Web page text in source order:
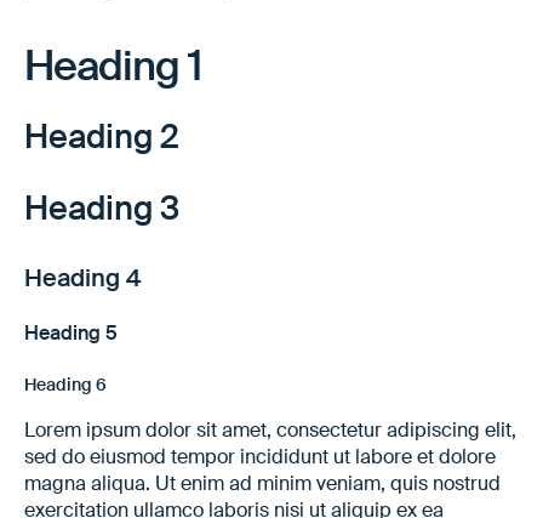
Heading 1
Heading 2
Heading 3
Heading 4
Heading 5
Heading 6
Lorem ipsum dolor sit amet, consectetur adipiscing elit,
sed do eiusmod tempor incididunt ut labore et dolore
magna aliqua. Ut enim ad minim veniam, quis nostrud
exercitation ullamco laboris nisi ut aliquip ex ea